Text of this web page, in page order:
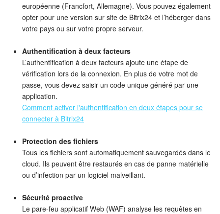
BI Builder
Automatisation
Processus d’entreprise
Espace des ventes
CRM + Boutique en ligne
Entreprise
Market (Applications)
Centre de contact
européenne (Francfort, Allemagne). Vous pouvez également
opter pour une version sur site de Bitrix24 et l’héberger dans
votre pays ou sur votre propre serveur.
Authentification à deux facteurs
L’authentification à deux facteurs ajoute une étape de
vérification lors de la connexion. En plus de votre mot de
passe, vous devez saisir un code unique généré par une
application.
Comment activer l'authentification en deux étapes pour se
connecter à Bitrix24
Protection des fichiers
Tous les fichiers sont automatiquement sauvegardés dans le
cloud. Ils peuvent être restaurés en cas de panne matérielle
ou d’infection par un logiciel malveillant.
Sécurité proactive
Le pare-feu applicatif Web (WAF) analyse les requêtes en